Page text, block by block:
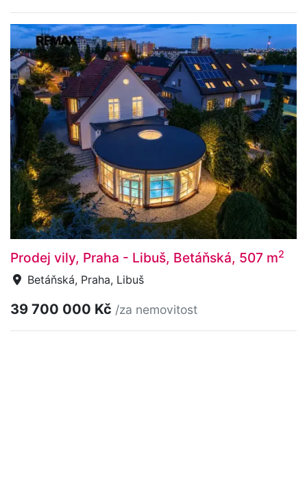
Prodej vily, Praha - Libuš, Betáňská, 507 m2
Betáňská, Praha, Libuš
39 700 000 Kč /za nemovitost